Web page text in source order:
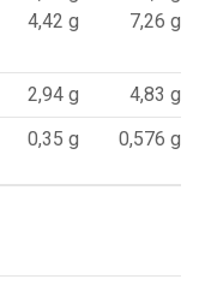
4,42 g
7,26 g
2,94 g
4,83 g
0,35 g 0,576 g